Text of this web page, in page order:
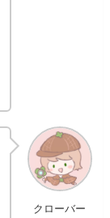
クローバー